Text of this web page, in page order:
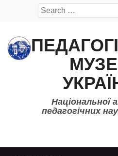
Search
for:
Національної
педагогічних